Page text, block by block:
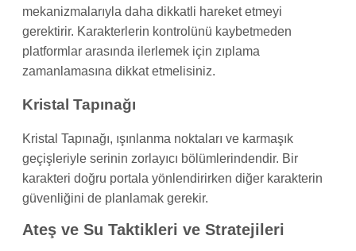
mekanizmalarıyla daha dikkatli hareket etmeyi
gerektirir. Karakterlerin kontrolünü kaybetmeden
platformlar arasında ilerlemek için zıplama
zamanlamasına dikkat etmelisiniz.
Kristal Tapınağı
Kristal Tapınağı, ışınlanma noktaları ve karmaşık
geçişleriyle serinin zorlayıcı bölümlerindendir. Bir
karakteri doğru portala yönlendirirken diğer karakterin
güvenliğini de planlamak gerekir.
Ateş ve Su Taktikleri ve Stratejileri